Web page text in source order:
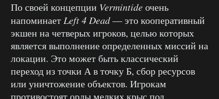
По своей концепции Vermintideочень
напоминает Left 4 Dead— это кооперативный
экшен на четверых игроков, целью которых
является выполнение определенных миссий на
локации. Это может быть классический
переход из точки А в точку Б, сбор ресурсов
или уничтожение объектов. Игрокам